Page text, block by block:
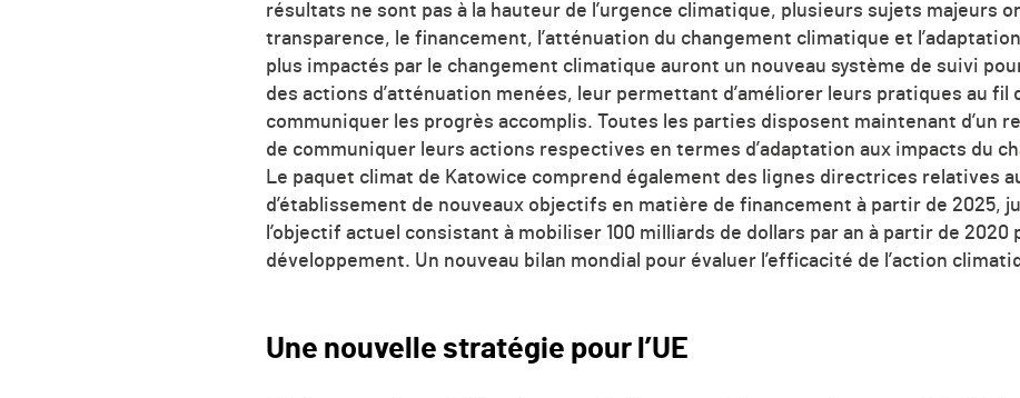
résultats ne sont pas à la hauteur de l’urgence climatique, plusieurs sujets majeurs
transparence, le financement, l’atténuation du changement climatique et
plus impactés par le changement climatique auront un nouveau système de suivi
des actions d’atténuation menées, leur permettant d’améliorer leurs pratiques au fil
communiquer les progrès accomplis. Toutes les parties disposent maintenant d’un
de communiquer leurs actions respectives en termes d’adaptation aux impacts du
Le paquet climat de Katowice comprend également des lignes directrices relatives
d’établissement de nouveaux objectifs en matière de financement à partir de 2025,
l’objectif actuel consistant à mobiliser 100 milliards de dollars par an à partir de 2020
développement. Un nouveau bilan mondial pour évaluer l’efficacité de l’action
Une nouvelle stratégie pour l’UE